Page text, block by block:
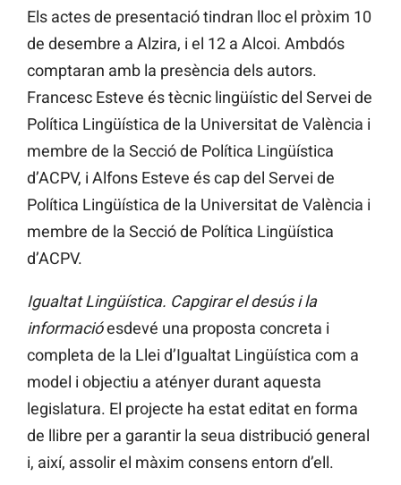
Els actes de presentació tindran lloc el pròxim 10
de desembre a Alzira, i el 12 a Alcoi. Ambdós
comptaran amb la presència dels autors.
Francesc Esteve és tècnic lingüístic del Servei de
Política Lingüística de la Universitat de València i
membre de la Secció de Política Lingüística
d’ACPV, i Alfons Esteve és cap del Servei de
Política Lingüística de la Universitat de València i
membre de la Secció de Política Lingüística
d’ACPV.
Igualtat Lingüística. Capgirar el desús i la
informacióesdevé una proposta concreta i
completa de la Llei d’Igualtat Lingüística com a
model i objectiu a atényer durant aquesta
legislatura. El projecte ha estat editat en forma
de llibre per a garantir la seua distribució general
i, així, assolir el màxim consens entorn d’ell.